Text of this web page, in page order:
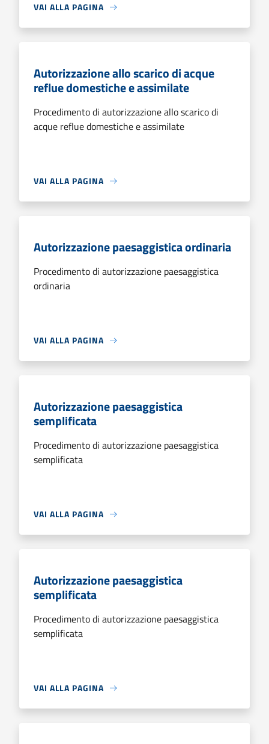
VAI ALLA PAGINA
Autorizzazione allo scarico di acque
reflue domestiche e assimilate
Procedimento di autorizzazione allo scarico di
acque reflue domestiche e assimilate
VAI ALLA PAGINA
Autorizzazione paesaggistica ordinaria
Procedimento di autorizzazione paesaggistica
ordinaria
VAI ALLA PAGINA
Autorizzazione paesaggistica
semplificata
Procedimento di autorizzazione paesaggistica
semplificata
VAI ALLA PAGINA
Autorizzazione paesaggistica
semplificata
Procedimento di autorizzazione paesaggistica
semplificata
VAI ALLA PAGINA